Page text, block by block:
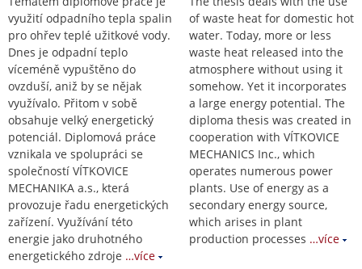
využití odpadního tepla spalin
pro ohřev teplé užitkové vody.
Dnes je odpadní teplo
víceméně vypuštěno do
ovzduší, aniž by se nějak
využívalo. Přitom v sobě
obsahuje velký energetický
potenciál. Diplomová práce
vznikala ve spolupráci se
společností VÍTKOVICE
MECHANIKA a.s., která
provozuje řadu energetických
zařízení. Využívání této
energie jako druhotného
energetického zdroje …více
of waste heat for domestic hot
water. Today, more or less
waste heat released into the
atmosphere without using it
somehow. Yet it incorporates
a large energy potential. The
diploma thesis was created in
cooperation with VÍTKOVICE
MECHANICS Inc., which
operates numerous power
plants. Use of energy as a
secondary energy source,
which arises in plant
production processes …více